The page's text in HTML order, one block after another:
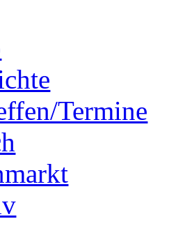
Termine